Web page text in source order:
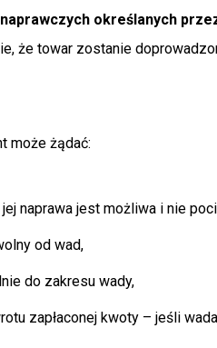
określanych
że towar zostanie
może żądać:
naprawa jest możliwa i nie
od wad,
do zakresu wady,
zapłaconej kwoty – jeśli